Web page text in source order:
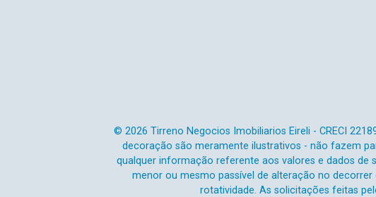
© 2026 Tirreno Negocios Imobiliarios Eireli - CRECI
decoração são meramente ilustrativos - não fazem
qualquer informação referente aos valores e dados de
menor ou mesmo passível de alteração no
rotatividade. As solicitações feitas